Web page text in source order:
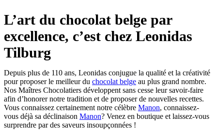
L’art du chocolat belge par
excellence, c’est chez Leonidas
Tilburg
Depuis plus de 110 ans, Leonidas conjugue la qualité et la créativité
pour proposer le meilleur du chocolat belge au plus grand nombre.
Nos Maîtres Chocolatiers développent sans cesse leur savoir-faire
afin d’honorer notre tradition et de proposer de nouvelles recettes.
Vous connaissez certainement notre célèbre Manon, connaissez-
vous déjà sa déclinaison Manon? Venez en boutique et laissez-vous
surprendre par des saveurs insoupçonnées !